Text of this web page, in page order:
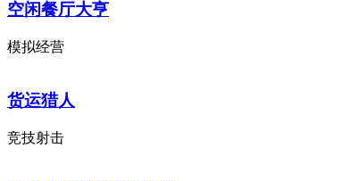
空闲餐厅大亨
模拟经营
货运猎人
竞技射击